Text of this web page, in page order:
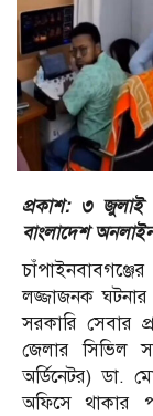
প্রকাশ: ৩
বাংলাদেশ
লজ্জাজনক
সরকারি সেবার
জেলার সিভিল
অর্ডিনেটর) ডা.
অফিসে থাকার